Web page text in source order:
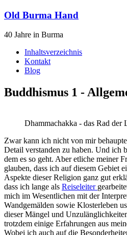
Old Burma Hand
40 Jahre in Burma
Inhaltsverzeichnis
Kontakt
Blog
Buddhismus 1 -
Dhammachakka - das Rad der
Zwar kann ich nicht von mir
Detail verstanden zu haben. Und ich
dem es so geht. Aber etliche meiner
glauben, dass ich auf diesem Gebiet
Aspekte dieser Religion ganz gut
dass ich lange als Reiseleiter
mich im Wesentlichen mit der
Wandgemälden sowie Klosterleben
dieser Mängel und
trotzdem einige Erfahrungen aus
Wobei ich auch auf die